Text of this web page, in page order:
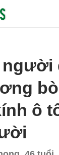
ô